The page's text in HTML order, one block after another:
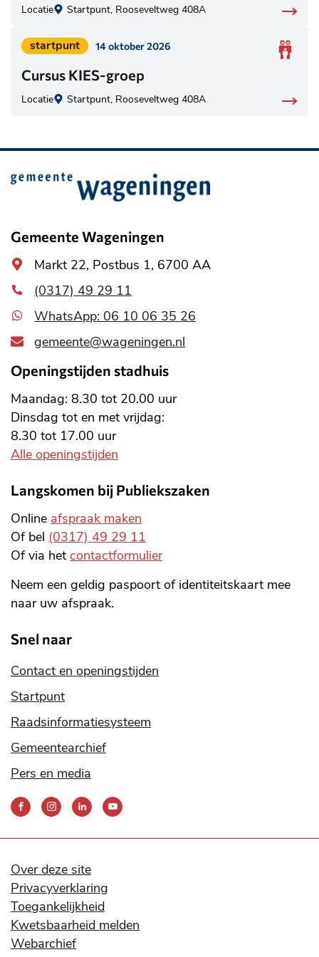
Locatie Startpunt, Rooseveltweg 408A
Cursus KIES-groep
Locatie Startpunt, Rooseveltweg 408A
Geplaatst
categorie:
startpunt 14 oktober 2026
Belangrijke
informatie
Gemeente Wageningen
Algemeen
adres
Markt 22, Postbus 1, 6700 AA
(0317) 49 29 11
WhatsApp: 06 10 06 35 26
gemeente@wageningen.nl
Openingstijden stadhuis
Maandag: 8.30 tot 20.00 uur
Dinsdag tot en met vrijdag:
8.30 tot 17.00 uur
Alle openingstijden
Langskomen bij Publiekszaken
Online afspraak maken
Of bel (0317) 49 29 11
Of via het contactformulier
Neem een geldig paspoort of identiteitskaart mee
naar uw afspraak.
Snel naar
Contact en openingstijden
Startpunt
Raadsinformatiesysteem
Gemeentearchief
Pers en media
Bereik
ons
social
media
kanalen
Over deze site
Privacyverklaring
Toegankelijkheid
Kwetsbaarheid melden
Webarchief